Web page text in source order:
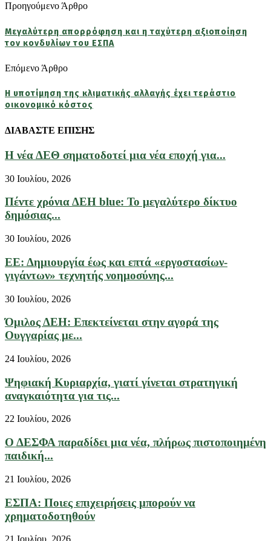
Προηγούμενο Άρθρο
Μεγαλύτερη απορρόφηση και η ταχύτερη αξιοποίηση
τον κονδυλίων του ΕΣΠΑ
Επόμενο Άρθρο
Η υποτίμηση της κλιματικής αλλαγής έχει τεράστιο
οικονομικό κόστος
ΔΙΑΒΑΣΤΕ ΕΠΙΣΗΣ
Η νέα ΔΕΘ σηματοδοτεί μια νέα εποχή για...
30 Ιουλίου, 2026
Πέντε χρόνια ΔΕΗ blue: Το μεγαλύτερο δίκτυο
δημόσιας...
30 Ιουλίου, 2026
ΕΕ: Δημιουργία έως και επτά «εργοστασίων-
γιγάντων» τεχνητής νοημοσύνης...
30 Ιουλίου, 2026
Όμιλος ΔΕΗ: Επεκτείνεται στην αγορά της
Ουγγαρίας με...
24 Ιουλίου, 2026
Ψηφιακή Κυριαρχία, γιατί γίνεται στρατηγική
αναγκαιότητα για τις...
22 Ιουλίου, 2026
Ο ΔΕΣΦΑ παραδίδει μια νέα, πλήρως πιστοποιημένη
παιδική...
21 Ιουλίου, 2026
ΕΣΠΑ: Ποιες επιχειρήσεις μπορούν να
χρηματοδοτηθούν